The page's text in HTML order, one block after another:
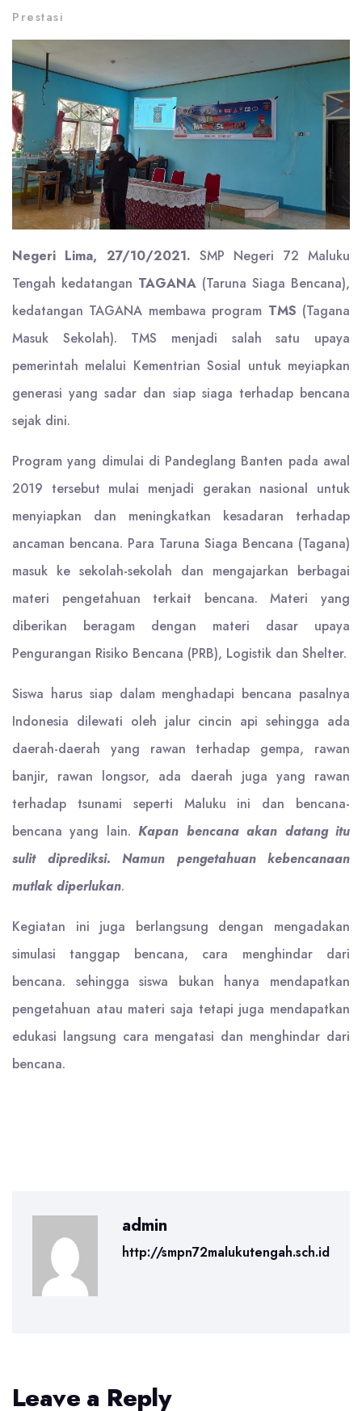
Prestasi
Negeri Lima, 27/10/2021. SMP Negeri 72 Maluku
Tengah kedatangan TAGANA (Taruna Siaga Bencana),
kedatangan TAGANA membawa program TMS (Tagana
Masuk Sekolah). TMS menjadi salah satu upaya
pemerintah melalui Kementrian Sosial untuk meyiapkan
generasi yang sadar dan siap siaga terhadap bencana
sejak dini.
Program yang dimulai di Pandeglang Banten pada awal
2019 tersebut mulai menjadi gerakan nasional untuk
menyiapkan dan meningkatkan kesadaran terhadap
ancaman bencana. Para Taruna Siaga Bencana (Tagana)
masuk ke sekolah-sekolah dan mengajarkan berbagai
materi pengetahuan terkait bencana. Materi yang
diberikan beragam dengan materi dasar upaya
Pengurangan Risiko Bencana (PRB), Logistik dan Shelter.
Siswa harus siap dalam menghadapi bencana pasalnya
Indonesia dilewati oleh jalur cincin api sehingga ada
daerah-daerah yang rawan terhadap gempa, rawan
banjir, rawan longsor, ada daerah juga yang rawan
terhadap tsunami seperti Maluku ini dan bencana-
bencana yang lain.Kapan bencana akan datang itu
sulit diprediksi. Namun pengetahuan kebencanaan
mutlak diperlukan.
Kegiatan ini juga berlangsung dengan mengadakan
simulasi tanggap bencana, cara menghindar dari
bencana. sehingga siswa bukan hanya mendapatkan
pengetahuan atau materi saja tetapi juga mendapatkan
edukasi langsung cara mengatasi dan menghindar dari
bencana.
admin
http://smpn72malukutengah.sch.id
Leave a Reply